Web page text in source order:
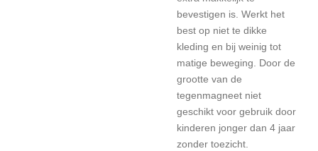
bevestigen is. Werkt het
best op niet te dikke
kleding en bij weinig tot
matige beweging. Door de
grootte van de
tegenmagneet niet
geschikt voor gebruik door
kinderen jonger dan 4 jaar
zonder toezicht.